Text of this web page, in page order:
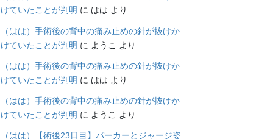
けていたことが判明 に はは より
（はは）手術後の背中の痛み止めの針が抜けか
けていたことが判明 に ようこ より
（はは）手術後の背中の痛み止めの針が抜けか
けていたことが判明 に はは より
（はは）手術後の背中の痛み止めの針が抜けか
けていたことが判明 に ようこ より
（はは）【術後23日目】パーカーとジャージ姿